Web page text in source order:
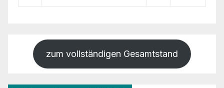
zum vollständigen Gesamtstand